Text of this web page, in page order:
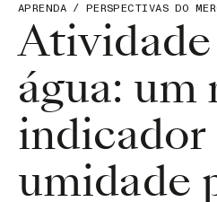
APRENDA / PERSPECTIVAS DO
água:
indicador
umidade